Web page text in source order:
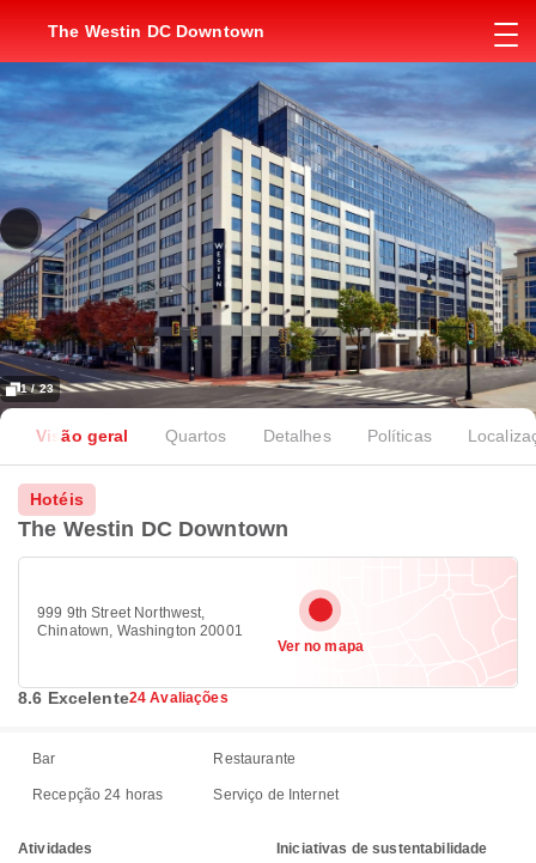
The Westin DC Downtown
1 / 23
Visão geral Quartos Detalhes Políticas
Hotéis
The Westin DC Downtown
999 9th Street Northwest,
Chinatown, Washington 20001
Ver no mapa
8.6 Excelente24 Avaliações
Bar Restaurante
Recepção 24 horas Serviço de Internet
Atividades
Iniciativas de sustentabilidade